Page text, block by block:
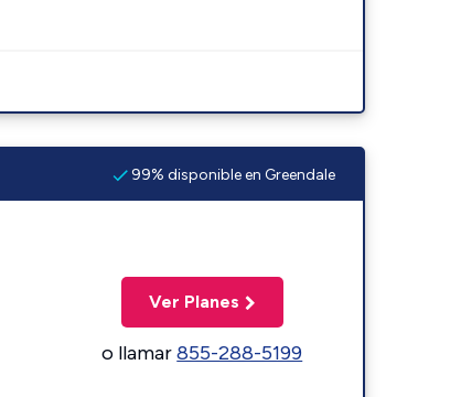
99% disponible en Greendale
Ver Planes
o llamar855-288-5199